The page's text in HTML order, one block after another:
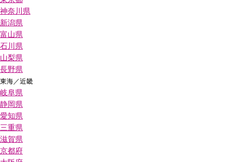
神奈川県
新潟県
富山県
石川県
山梨県
長野県
東海／近畿
岐阜県
静岡県
愛知県
三重県
滋賀県
京都府